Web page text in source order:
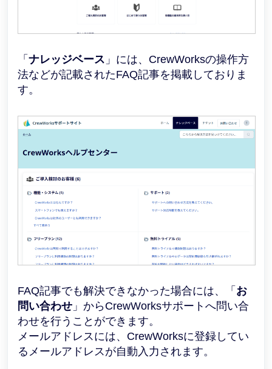
「 ナレッジベース 」には、CrewWorksの操作方
法などが記載されたFAQ記事を掲載しておりま
す。
FAQ記事でも解決できなかった場合には、「 お
問い合わせ 」からCrewWorksサポートへ問い合
わせを行うことができます。
メールアドレスには、CrewWorksに登録してい
るメールアドレスが自動入力されます。